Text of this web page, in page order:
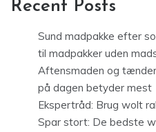
Recent Posts
Sund madpakke efter
til madpakker uden
Aftensmaden og
på dagen betyder mest
Ekspertråd: Brug wolt
Spar stort: De bedste